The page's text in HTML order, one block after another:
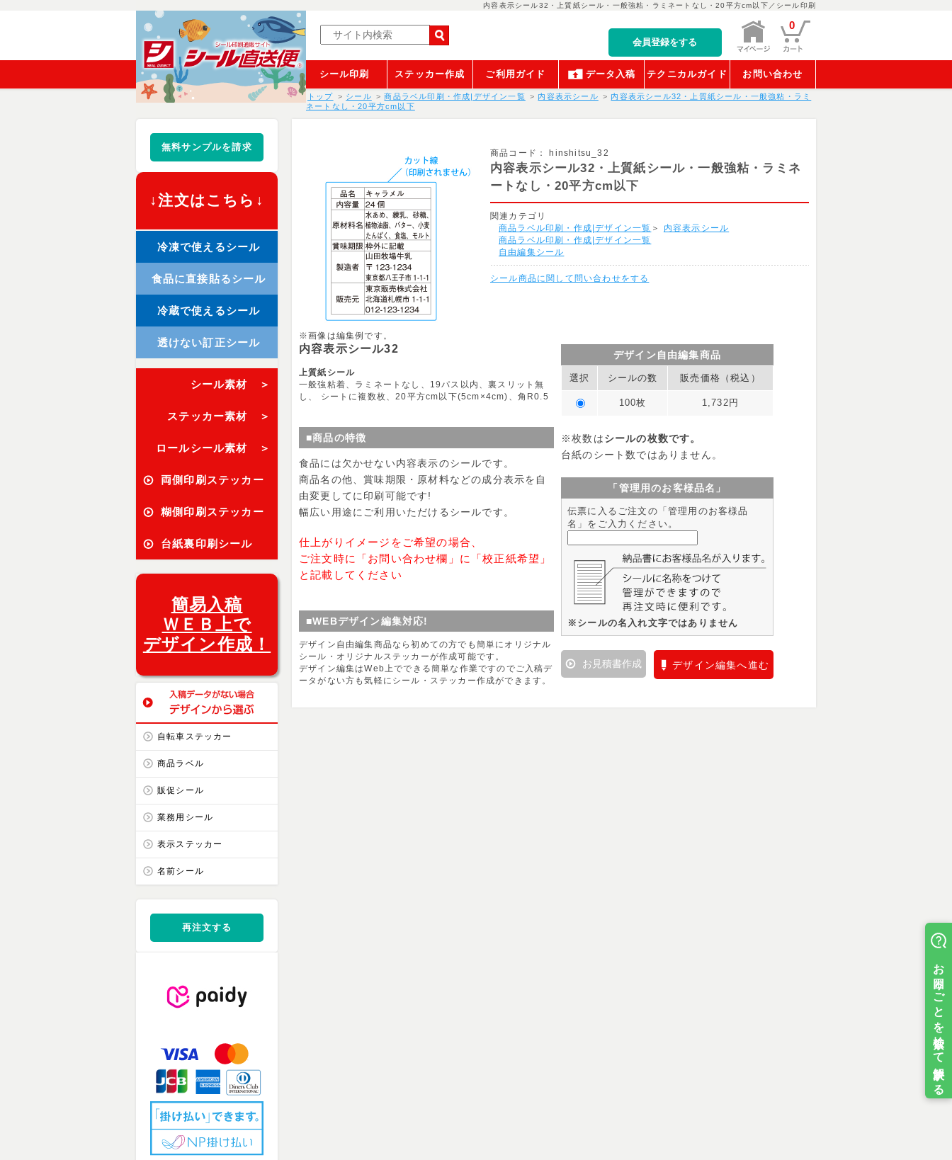
内容表示シール32・上質紙シール・一般強粘・ラミネートなし・20平方cm以下／シール印刷
会員登録をする
0
シール印刷 ステッカー作成 ご利用ガイド データ入稿 テクニカルガイド お問い合わせ
トップ シール 商品ラベル印刷・作成|デザイン一覧 内容表示シール
内容表示シール32・上質紙シール・一般強粘・ラミ
ネートなし・20平方cm以下
無料サンプルを請求
↓注文はこちら↓
冷凍で使えるシール
食品に直接貼るシール
冷蔵で使えるシール
透けない訂正シール
シール素材 ＞
ステッカー素材 ＞
ロールシール素材 ＞
両側印刷ステッカー
糊側印刷ステッカー
台紙裏印刷シール
簡易入稿
ＷＥＢ上で
デザイン作成！
自転車ステッカー
商品ラベル
販促シール
業務用シール
表示ステッカー
名前シール
再注文する
商品コード： hinshitsu_32
内容表示シール32・上質紙シール・一般強粘・ラミネ
ートなし・20平方cm以下
関連カテゴリ
商品ラベル印刷・作成|デザイン一覧 ＞
内容表示シール
商品ラベル印刷・作成|デザイン一覧
自由編集シール
シール商品に関して問い合わせをする
※画像は編集例です。
内容表示シール32
上質紙シール
一般強粘着、ラミネートなし、19パス以内、裏スリット無
し、 シートに複数枚、20平方cm以下(5cm×4cm)、角R0.5
■商品の特徴
食品には欠かせない内容表示のシールです。
商品名の他、賞味期限・原材料などの成分表示を自
由変更してに印刷可能です!
幅広い用途にご利用いただけるシールです。
仕上がりイメージをご希望の場合、
ご注文時に「お問い合わせ欄」に「校正紙希望」
と記載してください
■WEBデザイン編集対応!
デザイン自由編集商品なら初めての方でも簡単にオリジナル
シール・オリジナルステッカーが作成可能です。
デザイン編集はWeb上でできる簡単な作業ですのでご入稿デ
ータがない方も気軽にシール・ステッカー作成ができます。
デザイン自由編集商品
選択 シールの数 販売価格（税込）
100枚 1,732円
※枚数はシールの枚数です。
台紙のシート数ではありません。
「管理用のお客様品名」
伝票に入るご注文の「管理用のお客様品
名」をご入力ください。
※シールの名入れ文字ではありません
お見積書作成 デザイン編集へ進む